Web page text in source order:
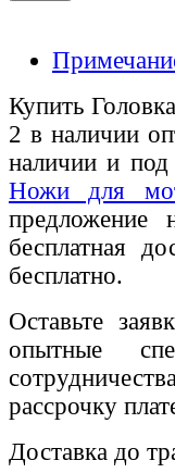
Купить
2 в наличии
наличии и
Ножи для
предложение
бесплатная
бесплатно.
Оставьте
опытные
рассрочку
Доставка до